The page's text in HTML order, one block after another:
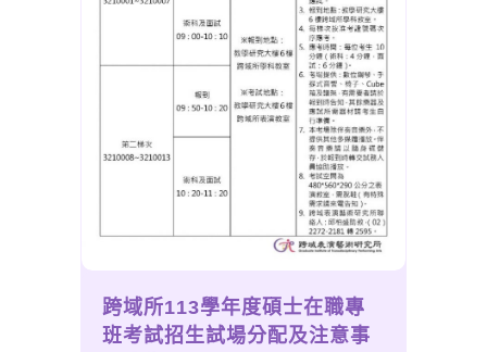
跨域所113學年度碩士在職專
班考試招生試場分配及注意事